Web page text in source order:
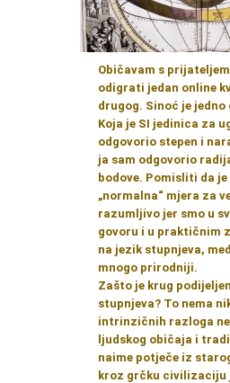
Običavam s
odigrati jedan online
drugog. Sinoć je
Koja je SI jedinica za
odgovorio stepen i
ja sam odgovorio
bodove. Pomisliti da
„normalna“ mjera za
razumljivo jer smo u
govoru i u praktičnim
na jezik stupnjeva,
mnogo prirodniji.
Zašto je krug
stupnjeva? To nema
intrinzičnih razloga
ljudskog običaja i
naime potječe iz
kroz grčku civilizaciju